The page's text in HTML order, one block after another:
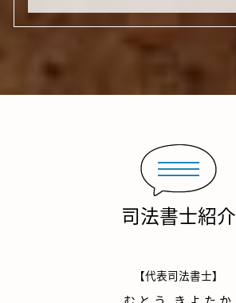
司法書士紹介
【代表司法書士】